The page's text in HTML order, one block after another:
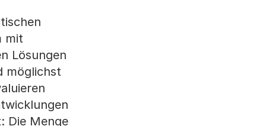
mit
Lösungen
möglichst
Die Menge